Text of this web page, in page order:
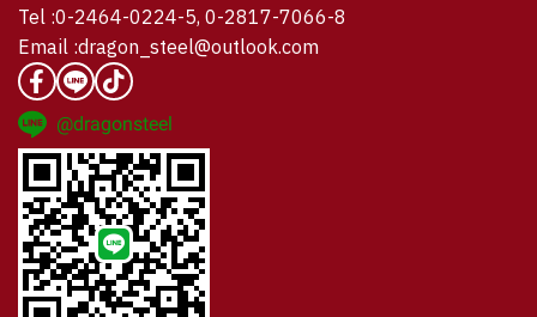
Tel :0-2464-0224-5, 0-2817-7066-8
Email :dragon_steel@outlook.com
@dragonsteel